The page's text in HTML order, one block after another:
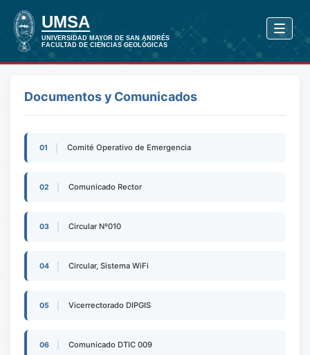
Documentos y Comunicados
01 Comité Operativo de Emergencia
02 Comunicado Rector
03 Circular Nº010
04 Circular, Sistema WiFi
05 Vicerrectorado DIPGIS
06 Comunicado DTIC 009